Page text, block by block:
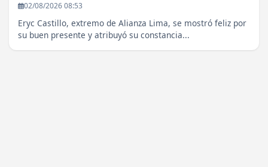
02/08/2026 08:53
Eryc Castillo, extremo de Alianza Lima, se mostró feliz por
su buen presente y atribuyó su constancia...